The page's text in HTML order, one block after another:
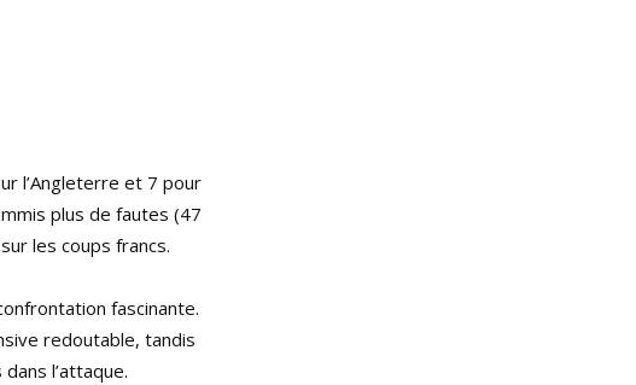
l’Angleterre et 7 pour
plus de fautes (47
les coups francs.
fascinante.
redoutable, tandis
l’attaque.